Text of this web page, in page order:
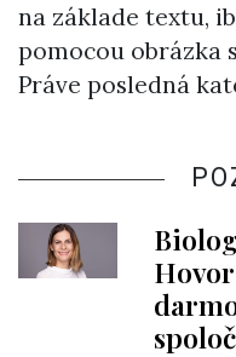
na základe textu,
pomocou obrázka
Práve posledná